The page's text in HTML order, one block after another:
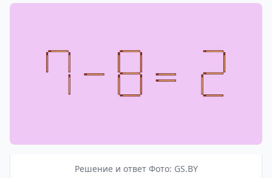
Решение и ответ Фото: GS.BY